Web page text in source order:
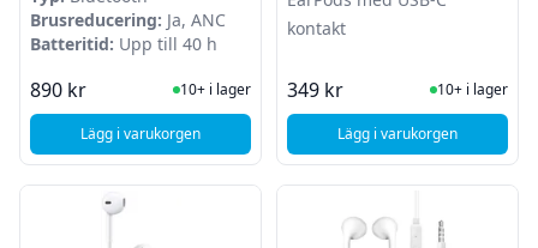
Brusreducering: Ja, ANC
Batteritid: Upp till 40 h
890 kr I Lager
10+ i lager
Lägg i varukorgen, Skullcandy Rail True Wireless - Svart
kontakt
349 kr I Lager
10+ i lager
Lägg i varukorgen
, Apple EarPods